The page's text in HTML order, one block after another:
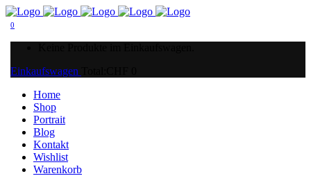
0
Einkaufswagen
Home
Shop
Portrait
Blog
Kontakt
Wishlist
Warenkorb